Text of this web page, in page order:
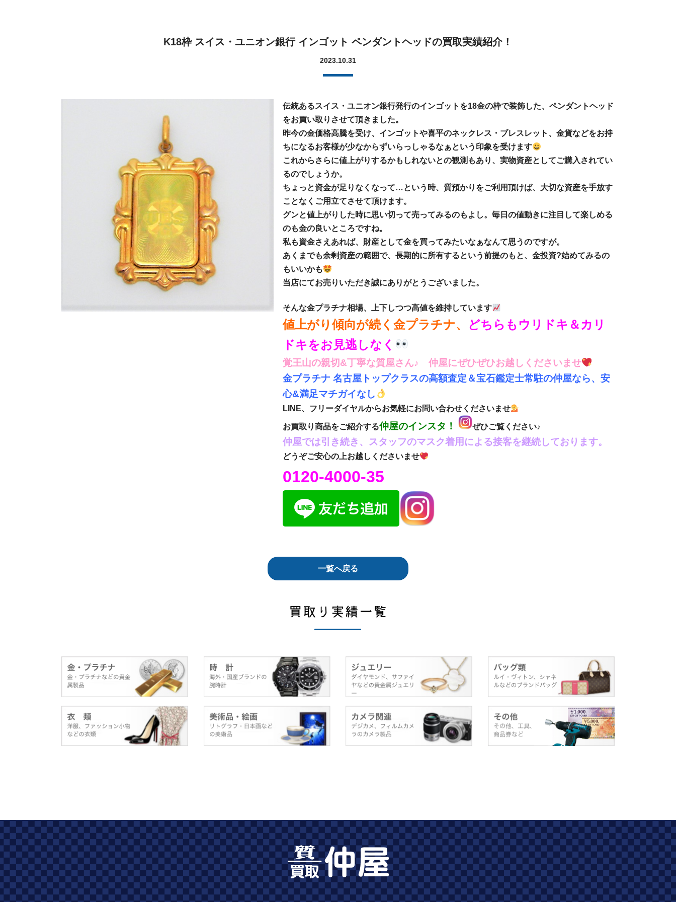
K18枠 スイス・ユニオン銀行 インゴット ペンダントヘッドの買取実績紹介！
2023.10.31
伝統あるスイス・ユニオン銀行発行のインゴットを18金の枠で装飾した、ペンダントヘッド
をお買い取りさせて頂きました。
昨今の金価格高騰を受け、インゴットや喜平のネックレス・ブレスレット、金貨などをお持
ちになるお客様が少なからずいらっしゃるなぁという印象を受けます
これからさらに値上がりするかもしれないとの観測もあり、実物資産としてご購入されてい
るのでしょうか。
ちょっと資金が足りなくなって…という時、質預かりをご利用頂けば、大切な資産を手放す
ことなくご用立てさせて頂けます。
グンと値上がりした時に思い切って売ってみるのもよし。毎日の値動きに注目して楽しめる
のも金の良いところですね。
私も資金さえあれば、財産として金を買ってみたいなぁなんて思うのですが。
あくまでも余剰資産の範囲で、長期的に所有するという前提のもと、金投資?始めてみるの
もいいかも
当店にてお売りいただき誠にありがとうございました。
そんな金プラチナ相場、上下しつつ高値を維持しています
値上がり傾向が続く金プラチナ、
どちらもウリドキ＆カリ
ドキをお見逃しなく
覚王山の親切&丁寧な質屋さん♪ 仲屋にぜひぜひお越しくださいませ
金プラチナ 名古屋トップクラスの高額査定＆宝石鑑定士常駐の仲屋なら、安
心&満足マチガイなし
LINE、フリーダイヤルからお気軽にお問い合わせくださいませ
お買取り商品をご紹介する仲屋のインスタ！ ぜひご覧ください♪
仲屋では引き続き、スタッフのマスク着用による接客を継続しております。
どうぞご安心の上お越しくださいませ
0120-4000-35
一覧へ戻る